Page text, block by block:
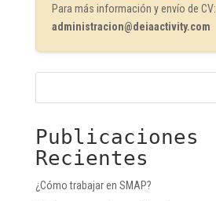
Para más información y envío de CV:
administracion@deiaactivity.com
Publicaciones
Recientes
¿Cómo trabajar en SMAP?